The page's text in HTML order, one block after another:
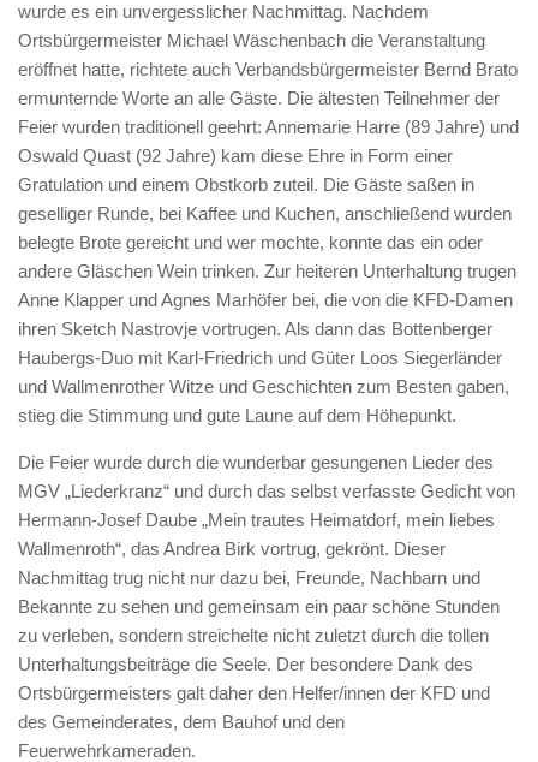
wurde es ein unvergesslicher Nachmittag. Nachdem
Ortsbürgermeister Michael Wäschenbach die Veranstaltung
eröffnet hatte, richtete auch Verbandsbürgermeister Bernd Brato
ermunternde Worte an alle Gäste. Die ältesten Teilnehmer der
Feier wurden traditionell geehrt: Annemarie Harre (89 Jahre) und
Oswald Quast (92 Jahre) kam diese Ehre in Form einer
Gratulation und einem Obstkorb zuteil. Die Gäste saßen in
geselliger Runde, bei Kaffee und Kuchen, anschließend wurden
belegte Brote gereicht und wer mochte, konnte das ein oder
andere Gläschen Wein trinken. Zur heiteren Unterhaltung trugen
Anne Klapper und Agnes Marhöfer bei, die von die KFD-Damen
ihren Sketch Nastrovje vortrugen. Als dann das Bottenberger
Haubergs-Duo mit Karl-Friedrich und Güter Loos Siegerländer
und Wallmenrother Witze und Geschichten zum Besten gaben,
stieg die Stimmung und gute Laune auf dem Höhepunkt.
Die Feier wurde durch die wunderbar gesungenen Lieder des
MGV „Liederkranz“ und durch das selbst verfasste Gedicht von
Hermann-Josef Daube „Mein trautes Heimatdorf, mein liebes
Wallmenroth“, das Andrea Birk vortrug, gekrönt. Dieser
Nachmittag trug nicht nur dazu bei, Freunde, Nachbarn und
Bekannte zu sehen und gemeinsam ein paar schöne Stunden
zu verleben, sondern streichelte nicht zuletzt durch die tollen
Unterhaltungsbeiträge die Seele. Der besondere Dank des
Ortsbürgermeisters galt daher den Helfer/innen der KFD und
des Gemeinderates, dem Bauhof und den
Feuerwehrkameraden.